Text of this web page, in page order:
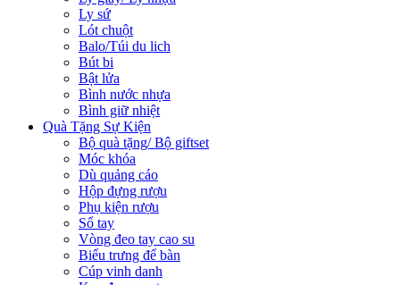
Ly sứ
Lót chuột
Balo/Túi du lich
Bút bi
Bật lửa
Bình nước nhựa
Bình giữ nhiệt
Quà Tặng Sự Kiện
Bộ quà tặng/ Bộ giftset
Móc khóa
Dù quảng cáo
Hộp đựng rượu
Phụ kiện rượu
Sổ tay
Vòng đeo tay cao su
Biểu trưng để bàn
Cúp vinh danh